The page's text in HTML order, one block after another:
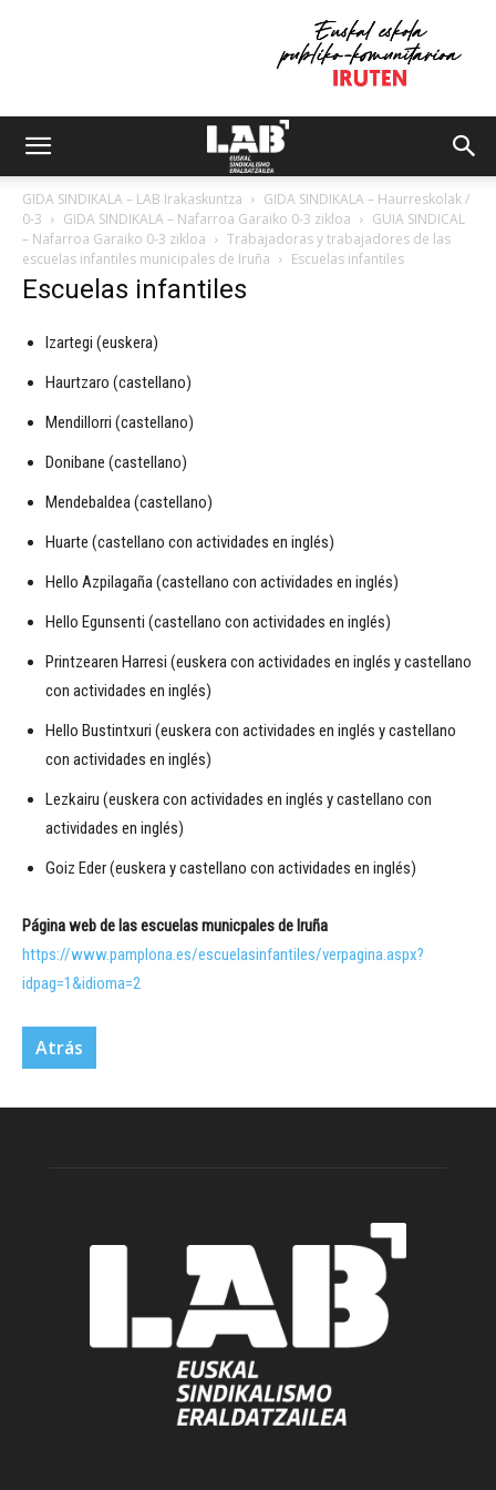
GIDA SINDIKALA – LAB Irakaskuntza
GIDA SINDIKALA – Haurreskolak /
0-3
GIDA SINDIKALA – Nafarroa Garaiko 0-3 zikloa
GUIA SINDICAL
– Nafarroa Garaiko 0-3 zikloa
Trabajadoras y trabajadores de las
escuelas infantiles municipales de Iruña
Escuelas infantiles
Escuelas infantiles
Izartegi (euskera)
Haurtzaro (castellano)
Mendillorri (castellano)
Donibane (castellano)
Mendebaldea (castellano)
Huarte (castellano con actividades en inglés)
Hello Azpilagaña (castellano con actividades en inglés)
Hello Egunsenti (castellano con actividades en inglés)
Printzearen Harresi (euskera con actividades en inglés y castellano
con actividades en inglés)
Hello Bustintxuri (euskera con actividades en inglés y castellano
con actividades en inglés)
Lezkairu (euskera con actividades en inglés y castellano con
actividades en inglés)
Goiz Eder (euskera y castellano con actividades en inglés)
Página web de las escuelas municpales de Iruña
https://www.pamplona.es/escuelasinfantiles/verpagina.aspx?
idpag=1&idioma=2
Atrás